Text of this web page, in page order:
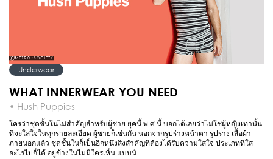
Underwear
WHAT INNERWEAR YOU NEED
• Hush Puppies
ใครว่าชุดชั้นในไม่สำคัญสำหรับผู้ชาย ยุคนี้ พ.ศ.นี้ บอกได้เลยว่าไม่ใช่ผู้หญิงเท่านั้น
ที่จะใส่ใจในทุกรายละเอียด ผู้ชายก็เช่นกัน นอกจากรูปร่างหน้าตา รูปร่าง เสื้อผ้า
ภายนอกแล้ว ชุดชั้นในก็เป็นอีกหนึ่งสิ่งสำคัญที่ต้องได้รับความใส่ใจ ประเภทที่ใส่
อะไรไปก็ได้ อยู่ข้างในไม่มีใครเห็น แบบนั...